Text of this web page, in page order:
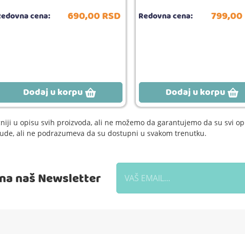
cena: 690,00RSD
Dodaj u korpu
Redovna cena: 799,00
Dodaj u korpu
u opisu svih proizvoda, ali ne možemo da garantujemo da su svi
ali ne podrazumeva da su dostupni u svakom trenutku.
naš Newsletter